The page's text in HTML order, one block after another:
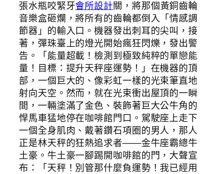
張水瓶咬緊牙會所設計關，將那個黃銅齒輪
音樂盒砸爛，將所有的齒輪都倒入「情感調
節器」的輸入口。機器發出刺耳的尖叫，接
著，彈珠臺上的燈光開始瘋狂閃爍，發出警
告。「能量超載！檢測到極致純粹的單戀能
量！目標：提升天秤座運勢！」在機器的頂
部，一個巨大的、像彩虹一樣的光束筆直地
射向天空。然而，就在光束衝出屋頂的一瞬
間，一輛塗滿了金色、裝飾著巨大公牛角的
悍馬車猛地停在咖啡館門口。駕駛座上走下
一個全身肌肉、戴著鑽石項圈的男人，那人
正是林天秤的狂熱追求者——金牛座霸總牛
土豪。牛土豪一腳踢開咖啡館的門，大聲宣
布：「天秤！別管那什麼負運勢！我已經用